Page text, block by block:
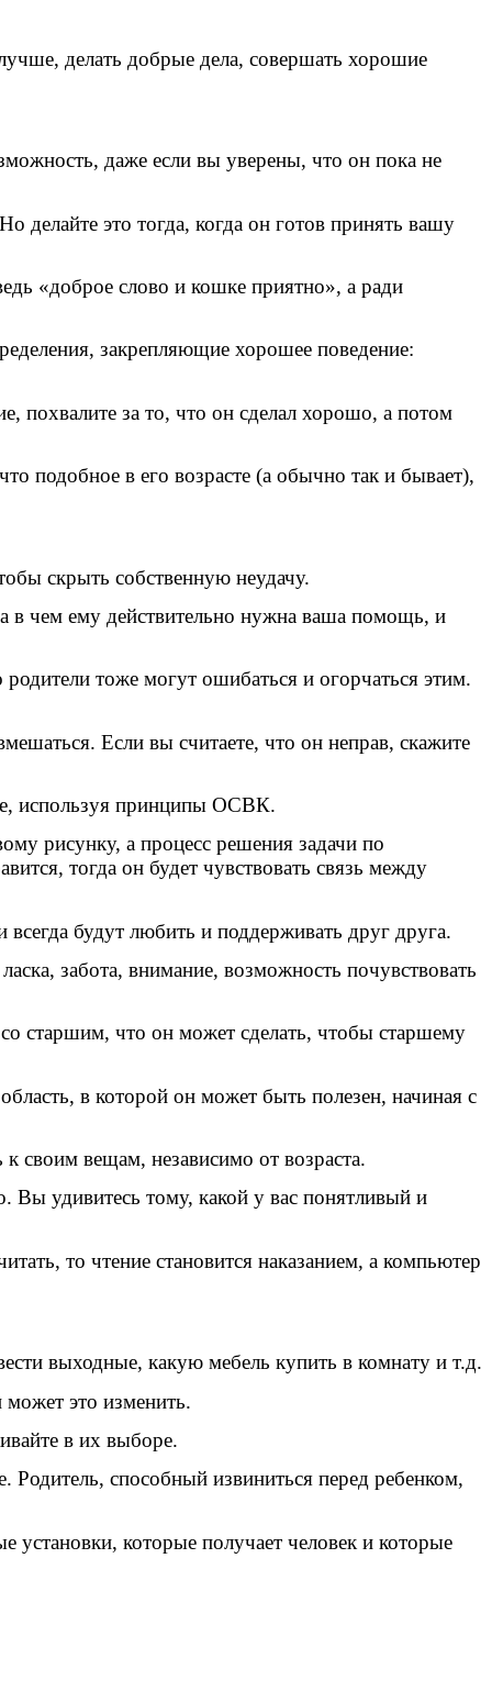
делать добрые дела, совершать хорошие
даже если вы уверены, что он пока не
делайте это тогда, когда он готов принять вашу
«доброе слово и кошке приятно», а ради
закрепляющие хорошее поведение:
похвалите за то, что он сделал хорошо, а потом
подобное в его возрасте (а обычно так и бывает),
скрыть собственную неудачу.
в чем ему действительно нужна ваша помощь, и
тоже могут ошибаться и огорчаться этим.
Если вы считаете, что он неправ, скажите
используя принципы ОСВК.
рисунку, а процесс решения задачи по
тогда он будет чувствовать связь между
будут любить и поддерживать друг друга.
забота, внимание, возможность почувствовать
старшим, что он может сделать, чтобы старшему
в которой он может быть полезен, начиная с
своим вещам, независимо от возраста.
Вы удивитесь тому, какой у вас понятливый и
то чтение становится наказанием, а компьютер
выходные, какую мебель купить в комнату и т.д.
это изменить.
в их выборе.
способный извиниться перед ребенком,
которые получает человек и которые